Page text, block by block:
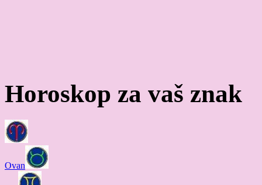
Horoskop za vaš znak
Ovan